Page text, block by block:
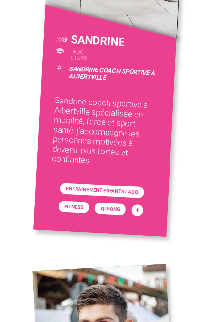
SANDRINE
DEUG
STAPS
# SANDRINE COACH SPORTIVE À
ALBERTVILLE
Sandrine coach sportive à
Albertville spécialisée en
mobilité, force et sport
santé, j’accompagne les
personnes motivées à
devenir plus fortes et
confiantes.
ENTRAINEMENT ENFANTS / ADO
FITNESS QI GONG +